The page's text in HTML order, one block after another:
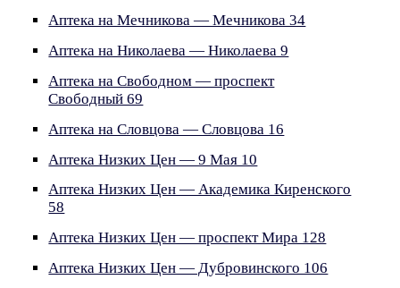
Аптека на Мечникова — Мечникова 34
Аптека на Николаева — Николаева 9
Аптека на Свободном — проспект
Свободный 69
Аптека на Словцова — Словцова 16
Аптека Низких Цен — 9 Мая 10
Аптека Низких Цен — Академика Киренского
58
Аптека Низких Цен — проспект Мира 128
Аптека Низких Цен — Дубровинского 106